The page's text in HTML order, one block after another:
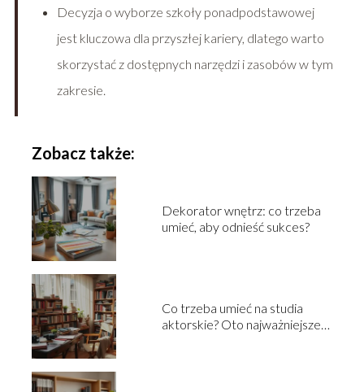
Decyzja o wyborze szkoły ponadpodstawowej
jest kluczowa dla przyszłej kariery, dlatego warto
skorzystać z dostępnych narzędzi i zasobów w tym
zakresie.
Zobacz także:
Dekorator wnętrz: co trzeba
umieć, aby odnieść sukces?
Co trzeba umieć na studia
aktorskie? Oto najważniejsze